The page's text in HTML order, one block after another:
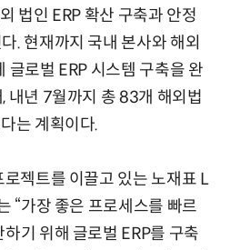
법인 ERP 확산 구축과 안정
. 현재까지 국내 본사와 해외
글로벌 ERP 시스템 구축을 완
내년 7월까지 총 83개 해외법
는 계획이다.
젝트를 이끌고 있는 노재표 L
“가장 좋은 프로세스를 빠르
기 위해 글로벌 ERP를 구축